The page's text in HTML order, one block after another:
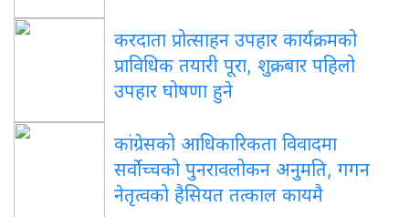
करदाता प्रोत्साहन उपहार कार्यक्रमको
प्राविधिक तयारी पूरा, शुक्रबार पहिलो
उपहार घोषणा हुने
कांग्रेसको आधिकारिकता विवादमा
सर्वोच्चको पुनरावलोकन अनुमति, गगन
नेतृत्वको हैसियत तत्काल कायमै